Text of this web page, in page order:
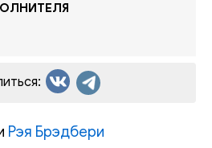
Рэя Брэдбери